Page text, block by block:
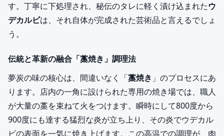
す。丁寧に下処理され、秘伝のタレに軽く漬け込まれたウ
デカルビは、それ自体が完成された芸術品と言えるでしょ
う。
伝統と革新の融合「藁焼き」調理法
夢炭の味の核心は、間違いなく「藁焼き 」のプロセスにあ
ります。店内の一角に設けられた専用の焼き場では、職人
が大量の藁を束ねて火をつけます。瞬時にして800度から
900度にも達する猛烈な炎が立ち上り、その炎でウデカル
ビの表面を一気に焼き上げます。この高温での調理が、肉